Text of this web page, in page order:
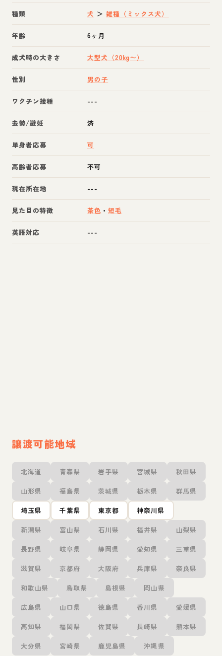
種類 犬 ＞雑種（ミックス犬）
年齢 6ヶ月
成犬時の大きさ 大型犬（20kg〜）
性別 男の子
ワクチン接種 ---
去勢/避妊 済
単身者応募 可
高齢者応募 不可
現在所在地 ---
見た目の特徴 茶色 ・短毛
英語対応 ---
譲渡可能地域
北海道 青森県 岩手県 宮城県 秋田県
山形県 福島県 茨城県 栃木県 群馬県
埼玉県 千葉県 東京都 神奈川県
新潟県 富山県 石川県 福井県 山梨県
長野県 岐阜県 静岡県 愛知県 三重県
滋賀県 京都府 大阪府 兵庫県 奈良県
和歌山県 鳥取県 島根県 岡山県
広島県 山口県 徳島県 香川県 愛媛県
高知県 福岡県 佐賀県 長崎県 熊本県
大分県 宮崎県 鹿児島県 沖縄県